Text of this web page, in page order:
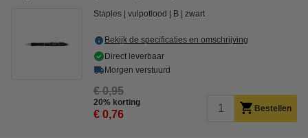
Staples vulpotlood B zwart
Bekijk de specificaties en omschrijving
Direct leverbaar
Morgen verstuurd
€ 0,95
20% korting
€ 0,76 Bestellen